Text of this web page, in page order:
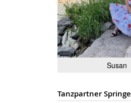
Susan
Tanzpartner Springe